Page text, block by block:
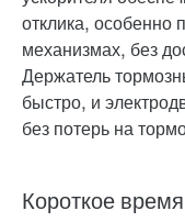
отклика, особенно
механизмах, без
Держатель
быстро, и
без потерь на
Короткое